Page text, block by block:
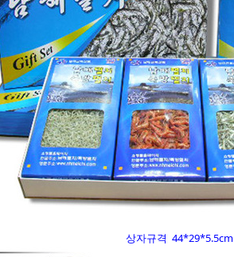
상자규격 44*29*5.5cm